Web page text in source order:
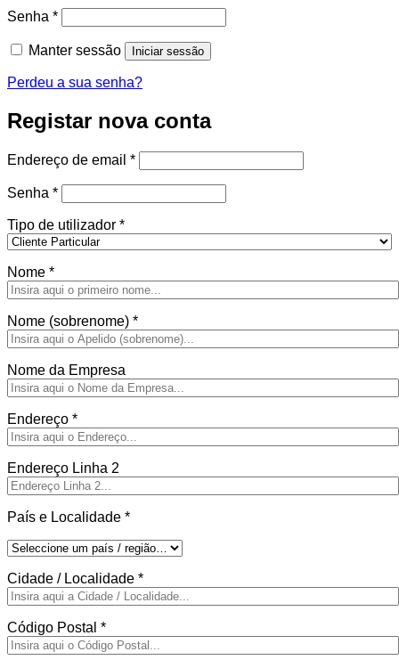
Senha *Obrigatório
Manter sessão Iniciar sessão
Perdeu a sua senha?
Registar nova conta
Endereço de email *Obrigatório
Senha *Obrigatório
Tipo de utilizador *
Nome *
Nome (sobrenome) *
Nome da Empresa
Endereço *
Endereço Linha 2
País e Localidade *
Cidade / Localidade *
Código Postal *